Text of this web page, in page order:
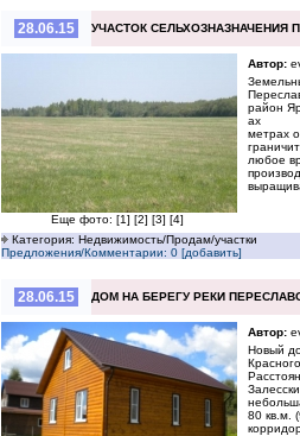
28.06.15 УЧАСТОК СЕЛЬХОЗНАЗНАЧЕНИЯ
Еще фото: [1] [2] [3] [4]
Автор:
район
ах
метрах
любое
Категория: Недвижимость/Продам/участки
Предложения/Комментарии: 0 [добавить]
28.06.15 ДОМ НА БЕРЕГУ РЕКИ
Автор:
Новый
80 кв.м.